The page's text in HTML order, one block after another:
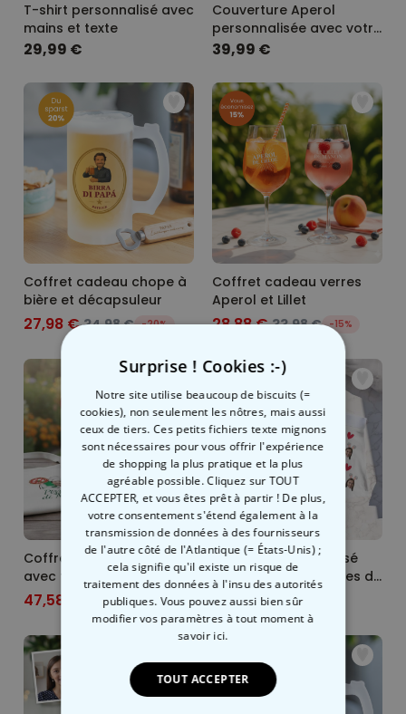
T-shirt personnalisé avec
mains et texte
29,99 €
Couverture Aperol
personnalisée avec votre
visage
39,99 €
Coffret cadeau chope à
bière et décapsuleur
27,98 € 34,98 € -20%
Coffret cadeau verres
Aperol et Lillet
28,88 € 33,98 € -15%
Coffret cadeau Italie
avec tablier chope à
bière et tasse à espresso
47,58 € 67,97 € -30%
Caleçon personnalisé
avec visage et oreilles de
29,99 €
Surprise ! Cookies :-)
Notre site utilise beaucoup de biscuits (=
cookies), non seulement les nôtres, mais aussi
ceux de tiers. Ces petits fichiers texte mignons
sont nécessaires pour vous offrir l'expérience
de shopping la plus pratique et la plus
agréable possible. Cliquez sur TOUT
ACCEPTER, et vous êtes prêt à partir ! De plus,
votre consentement s'étend également à la
transmission de données à des fournisseurs
de l'autre côté de l'Atlantique (= États-Unis) ;
cela signifie qu'il existe un risque de
traitement des données à l'insu des autorités
publiques. Vous pouvez aussi bien sûr
modifier vos paramètres à tout momentà
savoir ici.
TOUT ACCEPTER